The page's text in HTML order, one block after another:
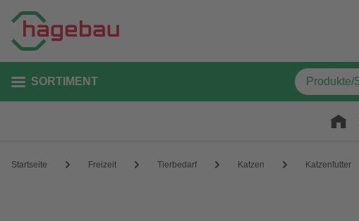
SORTIMENT
Startseite Freizeit Tierbedarf Katzen Katzenfutter